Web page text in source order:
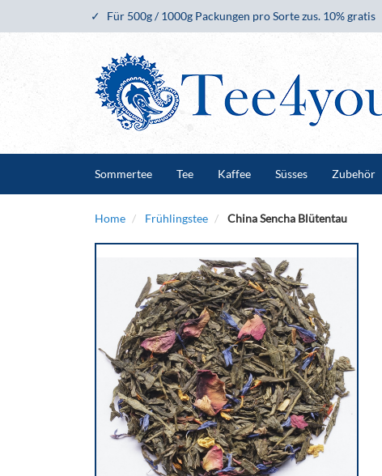
Für 500g / 1000g Packungen pro Sorte zus. 10% gratis
Sommertee Tee Kaffee Süsses Zubehör
Home Frühlingstee China Sencha Blütentau